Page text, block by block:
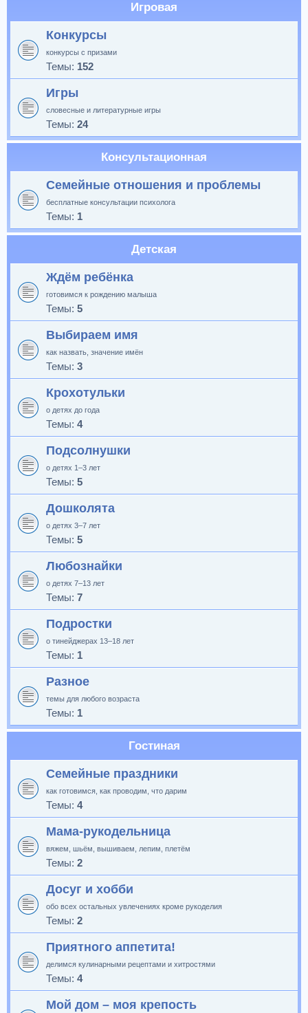
Игровая
Конкурсы
конкурсы с призами
Темы: 152
Игры
словесные и литературные игры
Темы: 24
Консультационная
Семейные отношения и проблемы
бесплатные консультации психолога
Темы: 1
Детская
Ждём ребёнка
готовимся к рождению малыша
Темы: 5
Выбираем имя
как назвать, значение имён
Темы: 3
Крохотульки
о детях до года
Темы: 4
Подсолнушки
о детях 1–3 лет
Темы: 5
Дошколята
о детях 3–7 лет
Темы: 5
Любознайки
о детях 7–13 лет
Темы: 7
Подростки
о тинейджерах 13–18 лет
Темы: 1
Разное
темы для любого возраста
Темы: 1
Гостиная
Семейные праздники
как готовимся, как проводим, что дарим
Темы: 4
Мама-рукодельница
вяжем, шьём, вышиваем, лепим, плетём
Темы: 2
Досуг и хобби
обо всех остальных увлечениях кроме рукоделия
Темы: 2
Приятного аппетита!
делимся кулинарными рецептами и хитростями
Темы: 4
Мой дом – моя крепость